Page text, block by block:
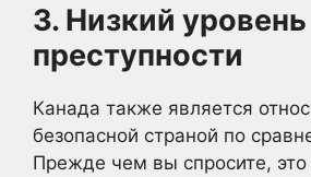
3. Низкий уровень
преступности
Канада также является
безопасной страной по
Прежде чем вы спросите, это